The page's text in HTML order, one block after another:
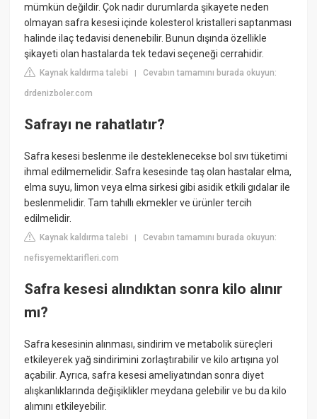
mümkün değildir. Çok nadir durumlarda şikayete neden
olmayan safra kesesi içinde kolesterol kristalleri saptanması
halinde ilaç tedavisi denenebilir. Bunun dışında özellikle
şikayeti olan hastalarda tek tedavi seçeneği cerrahidir.
Kaynak kaldırma talebi |Cevabın tamamını burada okuyun:
drdenizboler.com
Safrayı ne rahatlatır?
Safra kesesi beslenme ile desteklenecekse bol sıvı tüketimi
ihmal edilmemelidir. Safra kesesinde taş olan hastalar elma,
elma suyu, limon veya elma sirkesi gibi asidik etkili gıdalar ile
beslenmelidir. Tam tahıllı ekmekler ve ürünler tercih
edilmelidir.
Kaynak kaldırma talebi |Cevabın tamamını burada okuyun:
nefisyemektarifleri.com
Safra kesesi alındıktan sonra kilo alınır
mı?
Safra kesesinin alınması, sindirim ve metabolik süreçleri
etkileyerek yağ sindirimini zorlaştırabilir ve kilo artışına yol
açabilir. Ayrıca, safra kesesi ameliyatından sonra diyet
alışkanlıklarında değişiklikler meydana gelebilir ve bu da kilo
alımını etkileyebilir.